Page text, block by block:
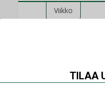
Viikko
”AsiakkaatTILAA